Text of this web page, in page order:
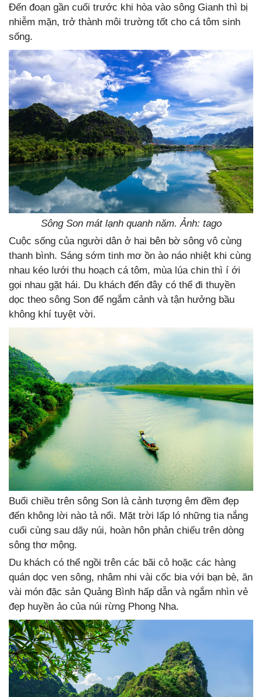
Đến đoạn gần cuối trước khi hòa vào sông Gianh thì bị
nhiễm mặn, trở thành môi trường tốt cho cá tôm sinh
sống.
Sông Son mát lạnh quanh năm. Ảnh: tago
Cuộc sống của người dân ở hai bên bờ sông vô cùng
thanh bình. Sáng sớm tinh mơ ồn ào náo nhiệt khi cùng
nhau kéo lưới thu hoạch cá tôm, mùa lúa chin thì í ới
gọi nhau gặt hái. Du khách đến đây có thể đi thuyền
dọc theo sông Son để ngắm cảnh và tận hưởng bầu
không khí tuyệt vời.
Buổi chiều trên sông Son là cảnh tượng êm đềm đẹp
đến không lời nào tả nổi. Mặt trời lấp ló những tia nắng
cuối cùng sau dãy núi, hoàn hôn phản chiếu trên dòng
sông thơ mộng.
Du khách có thể ngồi trên các bãi cỏ hoặc các hàng
quán dọc ven sông, nhâm nhi vài cốc bia với bạn bè, ăn
vài món đặc sản Quảng Bình hấp dẫn và ngắm nhìn vẻ
đẹp huyền ảo của núi rừng Phong Nha.